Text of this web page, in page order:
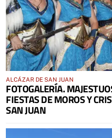
ALCÁZAR DE SAN JUAN
FOTOGALERÍA.
FIESTAS DE MOROS Y
SAN JUAN